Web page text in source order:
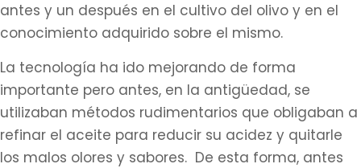
antes y un después en el cultivo del olivo y en el
conocimiento adquirido sobre el mismo.
La tecnología ha ido mejorando de forma
importante pero antes, en la antigüedad, se
utilizaban métodos rudimentarios que obligaban a
refinar el aceite para reducir su acidez y quitarle
los malos olores y sabores. De esta forma, antes